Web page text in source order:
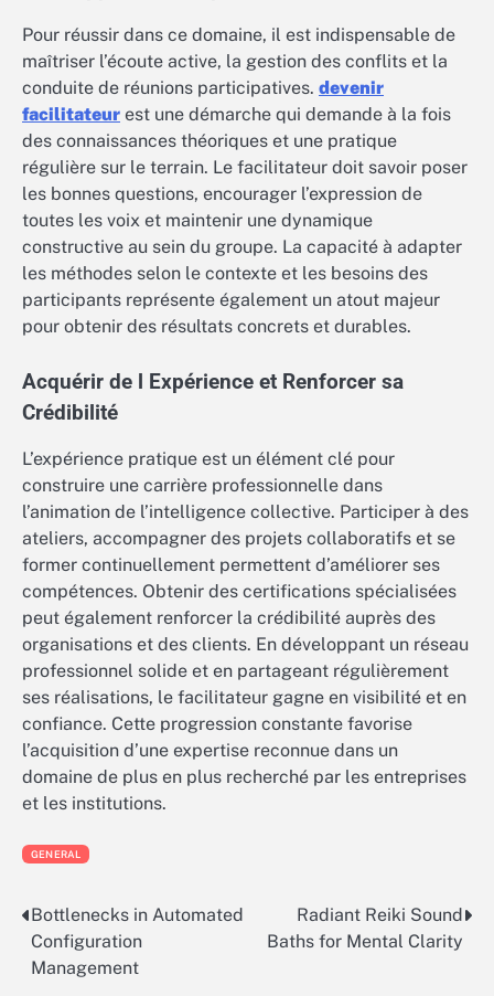
Pour réussir dans ce domaine, il est indispensable de
maîtriser l’écoute active, la gestion des conflits et la
conduite de réunions participatives. devenir
facilitateur est une démarche qui demande à la fois
des connaissances théoriques et une pratique
régulière sur le terrain. Le facilitateur doit savoir poser
les bonnes questions, encourager l’expression de
toutes les voix et maintenir une dynamique
constructive au sein du groupe. La capacité à adapter
les méthodes selon le contexte et les besoins des
participants représente également un atout majeur
pour obtenir des résultats concrets et durables.
Acquérir de l Expérience et Renforcer sa
Crédibilité
L’expérience pratique est un élément clé pour
construire une carrière professionnelle dans
l’animation de l’intelligence collective. Participer à des
ateliers, accompagner des projets collaboratifs et se
former continuellement permettent d’améliorer ses
compétences. Obtenir des certifications spécialisées
peut également renforcer la crédibilité auprès des
organisations et des clients. En développant un réseau
professionnel solide et en partageant régulièrement
ses réalisations, le facilitateur gagne en visibilité et en
confiance. Cette progression constante favorise
l’acquisition d’une expertise reconnue dans un
domaine de plus en plus recherché par les entreprises
et les institutions.
GENERAL
Post
navigation
Bottlenecks in Automated
Configuration
Management
Radiant Reiki Sound
Baths for Mental Clarity